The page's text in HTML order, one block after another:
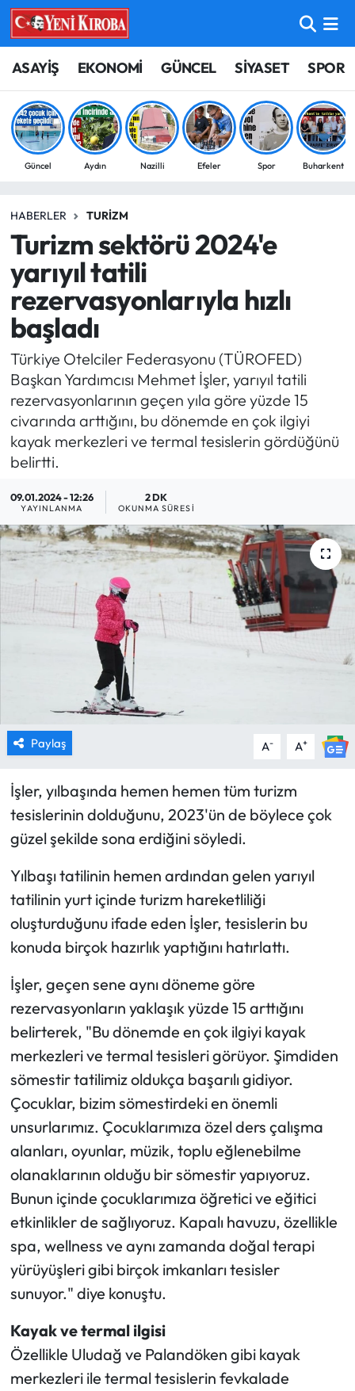
ASAYİŞ EKONOMİ GÜNCEL SİYASET SPOR
Güncel Aydın Nazilli Efeler Spor Buharkent
HABERLER TURIZM
Turizm sektörü 2024'e
yarıyıl tatili
rezervasyonlarıyla hızlı
başladı
Türkiye Otelciler Federasyonu (TÜROFED)
Başkan Yardımcısı Mehmet İşler, yarıyıl tatili
rezervasyonlarının geçen yıla göre yüzde 15
civarında arttığını, bu dönemde en çok ilgiyi
kayak merkezleri ve termal tesislerin gördüğünü
belirtti.
09.01.2024 - 12:26
YAYINLANMA
2 DK
OKUNMA SÜRESI
Paylaş A- A+
İşler, yılbaşında hemen hemen tüm turizm
tesislerinin dolduğunu, 2023'ün de böylece çok
güzel şekilde sona erdiğini söyledi.
Yılbaşı tatilinin hemen ardından gelen yarıyıl
tatilinin yurt içinde turizm hareketliliği
oluşturduğunu ifade eden İşler, tesislerin bu
konuda birçok hazırlık yaptığını hatırlattı.
İşler, geçen sene aynı döneme göre
rezervasyonların yaklaşık yüzde 15 arttığını
belirterek, "Bu dönemde en çok ilgiyi kayak
merkezleri ve termal tesisleri görüyor. Şimdiden
sömestir tatilimiz oldukça başarılı gidiyor.
Çocuklar, bizim sömestirdeki en önemli
unsurlarımız. Çocuklarımıza özel ders çalışma
alanları, oyunlar, müzik, toplu eğlenebilme
olanaklarının olduğu bir sömestir yapıyoruz.
Bunun içinde çocuklarımıza öğretici ve eğitici
etkinlikler de sağlıyoruz. Kapalı havuzu, özellikle
spa, wellness ve aynı zamanda doğal terapi
yürüyüşleri gibi birçok imkanları tesisler
sunuyor." diye konuştu.
Kayak ve termal ilgisi
Özellikle Uludağ ve Palandöken gibi kayak
merkezleri ile termal tesislerin fevkalade
ASAYİŞ
BİLİM-TEKNOLOJİ
ÇEVRE
EĞİTİM
EKONOMİ
GÜNCEL
GÜNDEM
MAGAZİN
SAĞLIK
SİYASET
SPOR
TARIM
TURİZM
YAŞAM
RESMİ İLANLAR
HABER İLAN
Aydın Nöbetçi Eczaneler
Aydın Hava Durumu
Aydin Namaz Vakitleri
Süper Lig Puan Durumu ve Fikstür
Tüm Manşetler
Son Dakika Haberleri
Haber Arşivi